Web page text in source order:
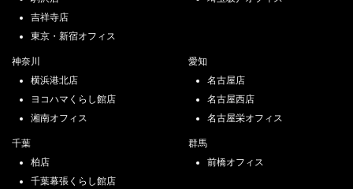
吉祥寺店
東京・新宿オフィス
千葉
柏店
千葉幕張くらし館店
群馬
前橋オフィス
愛知
名古屋店
名古屋西店
名古屋栄オフィス
神奈川
横浜港北店
ヨコハマくらし館店
湘南オフィス